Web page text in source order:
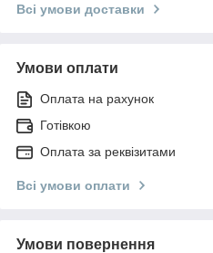
Всі умови доставки
Умови оплати
Оплата на рахунок
Готівкою
Оплата за реквізитами
Всі умови оплати
Умови повернення